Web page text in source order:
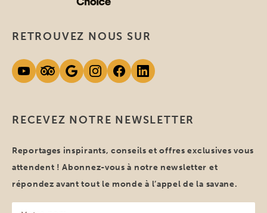
RECEVEZ NOTRE NEWSLETTER
Reportages inspirants, conseils et offres exclusives vous
attendent ! Abonnez-vous à notre newsletter et
répondez avant tout le monde à l’appel de la savane.
RETROUVEZ NOUS SUR